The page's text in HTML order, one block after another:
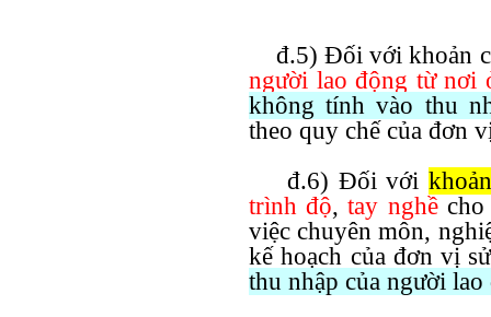
đ.5) Đối với khoản
người lao động từ nơi
không tính vào thu
theo quy chế của đơn
đ.6) Đối với
trình độ,tay nghề
việc chuyên môn,
kế hoạch của đơn vị
thu nhập của người lao